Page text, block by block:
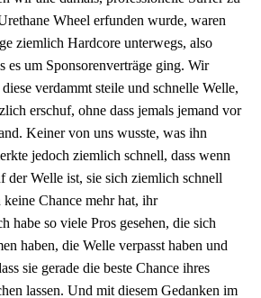
Wheel erfunden wurde, waren
ziemlich Hardcore unterwegs, also
es um Sponsorenverträge ging. Wir
verdammt steile und schnelle Welle,
erschuf, ohne dass jemals jemand vor
Keiner von uns wusste, was ihn
jedoch ziemlich schnell, dass wenn
der Welle ist, sie sich ziemlich schnell
Chance mehr hat, ihr
habe so viele Pros gesehen, die sich
haben, die Welle verpasst haben und
sie gerade die beste Chance ihres
lassen. Und mit diesem Gedanken im